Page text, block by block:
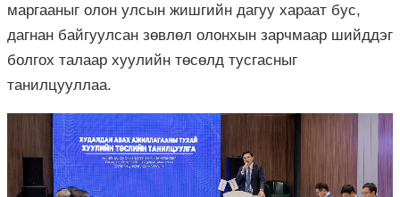
маргааныг олон улсын жишгийн дагуу хараат бус,
дагнан байгуулсан зөвлөл олонхын зарчмаар шийддэг
болгох талаар хуулийн төсөлд тусгасныг
танилцууллаа.